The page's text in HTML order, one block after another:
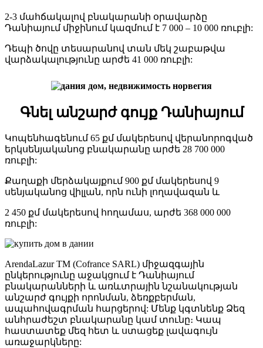
2-3 մահճակալով բնակարանի օրավարձը
Դանիայում միջինում կազմում է 7 000 – 10 000 ռուբլի:
Դեպի ծովը տեսարանով տան մեկ շաբաթվա
վարձակալությունը արժե 41 000 ռուբլի:
Գնել անշարժ գույք Դանիայում
Կոպենհագենում 65 քմ մակերեսով վերանորոգված
երկսենյականոց բնակարանը արժե 28 700 000
ռուբլի:
Քաղաքի մերձակայքում 900 քմ մակերեսով 9
սենյականոց վիլլան, որն ունի լողավազան և
2 450 քմ մակերեսով հողամաս, արժե 368 000 000
ռուբլի:
ArendaLazur TM (Cofrance SARL) միջազգային
ընկերությունը աջակցում է Դանիայում
բնակարանների և առևտրային նշանակության
անշարժ գույքի որոնման, ձեռքբերման,
ապահովագրման հարցերով: Մենք կգտնենք Ձեզ
անհրաժեշտ բնակարանը կամ տունը։ Կապ
հաստատեք մեզ հետ և ստացեք լավագույն
առաջարկները: